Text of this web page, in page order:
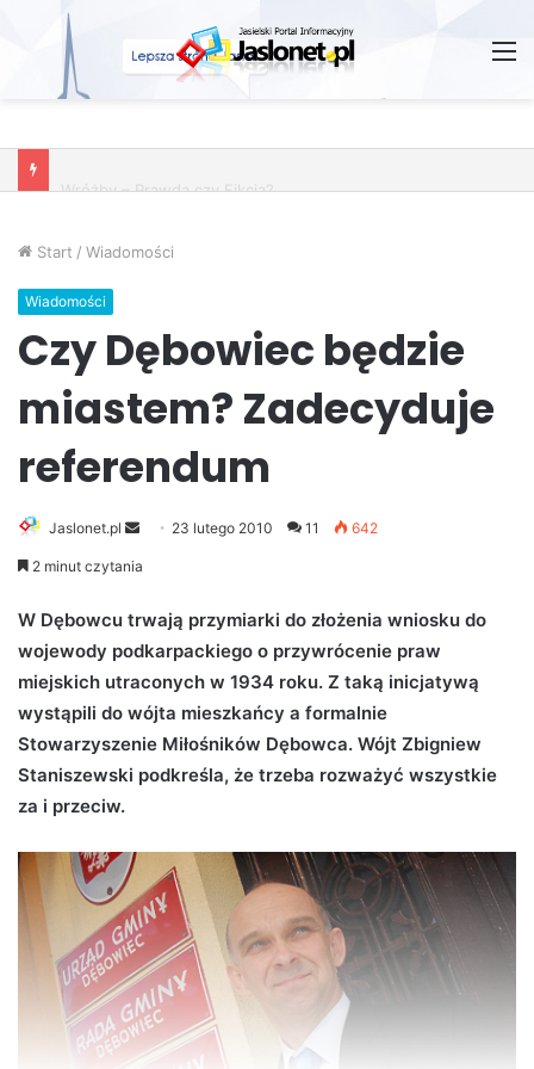
Start / Wiadomości
Wiadomości
Czy Dębowiec będzie
miastem? Zadecyduje
referendum
Jaslonet.pl
d
a
i
23 lutego 2010 11 642
2 minut czytania
W Dębowcu trwają przymiarki do złożenia wniosku do
wojewody podkarpackiego o przywrócenie praw
miejskich utraconych w 1934 roku. Z taką inicjatywą
wystąpili do wójta mieszkańcy a formalnie
Stowarzyszenie Miłośników Dębowca. Wójt Zbigniew
Staniszewski podkreśla, że trzeba rozważyć wszystkie
za i przeciw.